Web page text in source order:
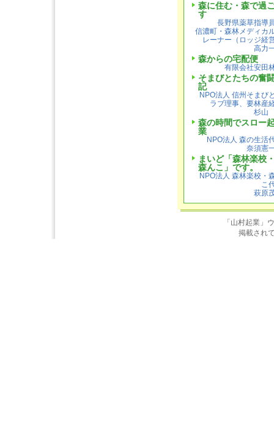
森に住む・森で過
す
長野県薬草指導
信濃町・森林メディカ
レーナー（ロッジ経
高力
森からの宅配便
有限会社安田
そまびとたちの奮
記
NPO法人 信州そまび
ラブ理事、要林産
杉山
森の時間でスロー
業
NPO法人 森の生活
奈須憲
まいど「森林楽校
森んこ」です。
NPO法人 森林楽校・
こ
萩原
「山村起業」
掲載され